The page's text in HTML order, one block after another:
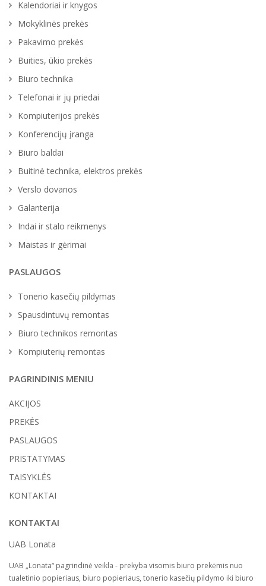
Kalendoriai ir knygos
Mokyklinės prekės
Pakavimo prekės
Buities, ūkio prekės
Biuro technika
Telefonai ir jų priedai
Kompiuterijos prekės
Konferencijų įranga
Biuro baldai
Buitinė technika, elektros prekės
Verslo dovanos
Galanterija
Indai ir stalo reikmenys
Maistas ir gėrimai
PASLAUGOS
Tonerio kasečių pildymas
Spausdintuvų remontas
Biuro technikos remontas
Kompiuterių remontas
PAGRINDINIS MENIU
AKCIJOS
PREKĖS
PASLAUGOS
PRISTATYMAS
TAISYKLĖS
KONTAKTAI
KONTAKTAI
UAB Lonata
UAB „Lonata“ pagrindinė veikla - prekyba visomis biuro prekėmis nuo
tualetinio popieriaus, biuro popieriaus, tonerio kasečių pildymo iki biuro